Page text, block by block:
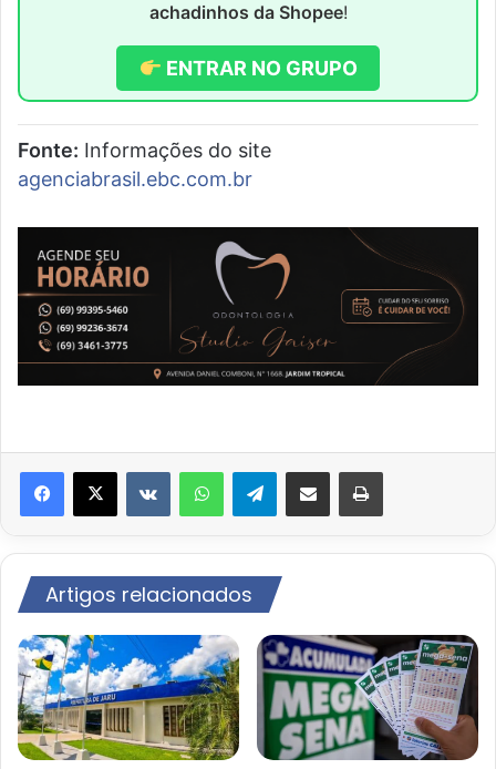
achadinhos da Shopee!
ENTRAR NO GRUPO
Fonte: Informações do site
agenciabrasil.ebc.com.br
VK WhatsAppTelegramCompartilhar via e-mail Imprimir
Artigos relacionados